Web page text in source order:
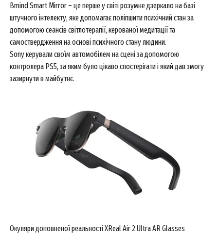
Bmind Smart Mirror – це перше у світі розумне дзеркало на базі
штучного інтелекту, яке допомагає поліпшити психічний стан за
допомогою сеансів світлотерапії, керованої медитації та
самоствердження на основі психічного стану людини.
Sony керували своїм автомобілем на сцені за допомогою
контролера PS5, за яким було цікаво спостерігати і який дав змогу
зазирнути в майбутнє.
Окуляри доповненої реальності XReal Air 2 Ultra AR Glasses